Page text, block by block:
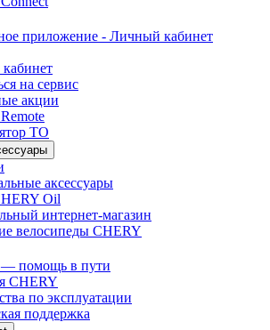
приложение - Личный кабинет
на сервис
акции
ТО
аксессуары
Oil
интернет-магазин
велосипеды CHERY
помощь в пути
CHERY
по эксплуатации
поддержка